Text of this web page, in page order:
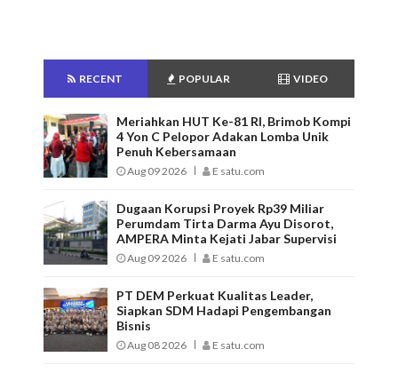
RECENT POPULAR VIDEO
Meriahkan HUT Ke-81 RI, Brimob Kompi
4 Yon C Pelopor Adakan Lomba Unik
Penuh Kebersamaan
Aug 09 2026 E satu.com
Dugaan Korupsi Proyek Rp39 Miliar
Perumdam Tirta Darma Ayu Disorot,
AMPERA Minta Kejati Jabar Supervisi
Aug 09 2026 E satu.com
PT DEM Perkuat Kualitas Leader,
Siapkan SDM Hadapi Pengembangan
Bisnis
Aug 08 2026 E satu.com